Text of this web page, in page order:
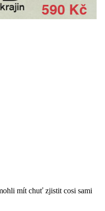
mít chuť zjistit cosi sami